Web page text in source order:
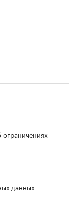
данных